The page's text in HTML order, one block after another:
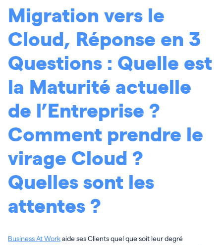
Migration vers le
Cloud, Réponse en 3
Questions : Quelle est
la Maturité actuelle
de l’Entreprise ?
Comment prendre le
virage Cloud ?
Quelles sont les
attentes ?
Business At Workaide ses Clients quel que soit leur degré